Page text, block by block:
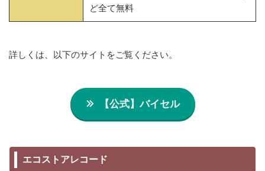
ど全て無料
詳しくは、以下のサイトをご覧ください。
【公式】バイセル
エコストアレコード